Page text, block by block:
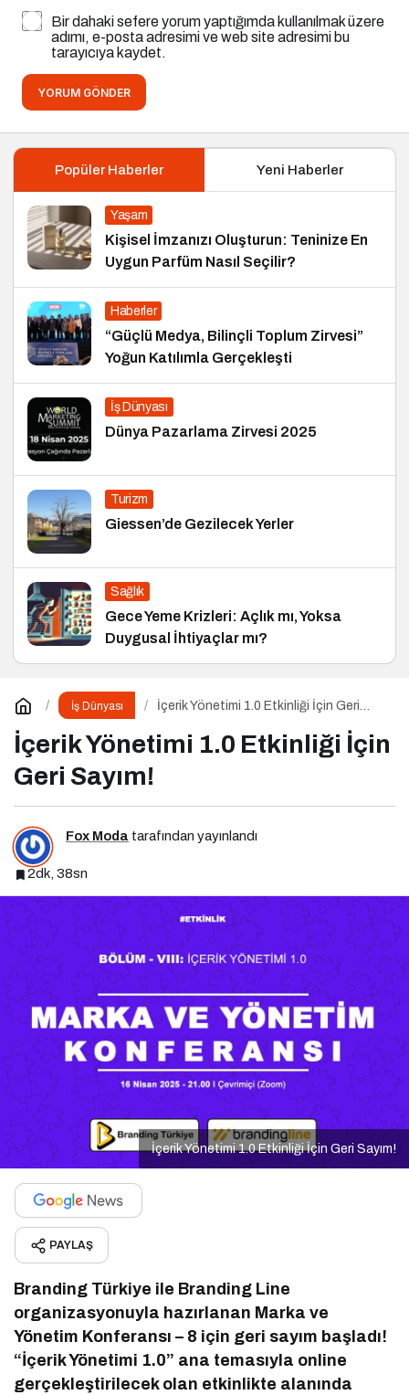
Bir dahaki sefere yorum yaptığımda kullanılmak üzere
adımı, e-posta adresimi ve web site adresimi bu
tarayıcıya kaydet.
YORUM GÖNDER
Popüler Haberler Yeni Haberler
Yaşam
Kişisel İmzanızı Oluşturun: Teninize En
Uygun Parfüm Nasıl Seçilir?
Haberler
“Güçlü Medya, Bilinçli Toplum Zirvesi”
Yoğun Katılımla Gerçekleşti
İş Dünyası
Dünya Pazarlama Zirvesi 2025
Turizm
Giessen’de Gezilecek Yerler
Sağlık
Gece Yeme Krizleri: Açlık mı, Yoksa
Duygusal İhtiyaçlar mı?
İş Dünyası
İçerik Yönetimi 1.0 Etkinliği İçin Geri
İçerik Yönetimi 1.0 Etkinliği İçin
Geri Sayım!
Fox Moda tarafından yayınlandı
2dk, 38sn
İçerik Yönetimi 1.0 Etkinliği İçin Geri Sayım!
PAYLAŞ
Branding Türkiye ile Branding Line
organizasyonuyla hazırlanan Marka ve
Yönetim Konferansı – 8 için geri sayım başladı!
“İçerik Yönetimi 1.0” ana temasıyla online
gerçekleştirilecek olan etkinlikte alanında